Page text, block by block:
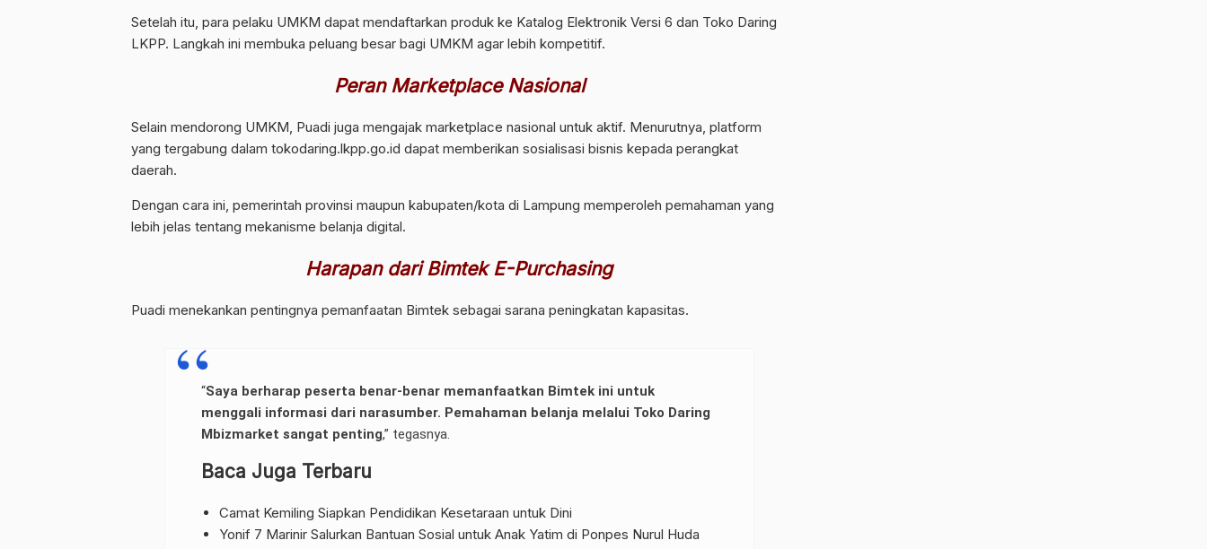
Setelah itu, para pelaku UMKM dapat mendaftarkan produk ke Katalog Elektronik Versi 6 dan Toko Daring
LKPP. Langkah ini membuka peluang besar bagi UMKM agar lebih kompetitif.
Peran Marketplace Nasional
Selain mendorong UMKM, Puadi juga mengajak marketplace nasional untuk aktif. Menurutnya, platform
yang tergabung dalam tokodaring.lkpp.go.id dapat memberikan sosialisasi bisnis kepada perangkat
daerah.
Dengan cara ini, pemerintah provinsi maupun kabupaten/kota di Lampung memperoleh pemahaman yang
lebih jelas tentang mekanisme belanja digital.
Harapan dari Bimtek E-Purchasing
Puadi menekankan pentingnya pemanfaatan Bimtek sebagai sarana peningkatan kapasitas.
“Saya berharap peserta benar-benar memanfaatkan Bimtek ini untuk
menggali informasi dari narasumber. Pemahaman belanja melalui Toko Daring
Mbizmarket sangat penting,” tegasnya.
Baca Juga Terbaru
Camat Kemiling Siapkan Pendidikan Kesetaraan untuk Dini
Yonif 7 Marinir Salurkan Bantuan Sosial untuk Anak Yatim di Ponpes Nurul Huda